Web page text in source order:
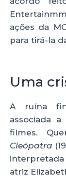
ações da
para tirá-la
Uma
A ruína
associada
filmes.
Cleópatra
atriz